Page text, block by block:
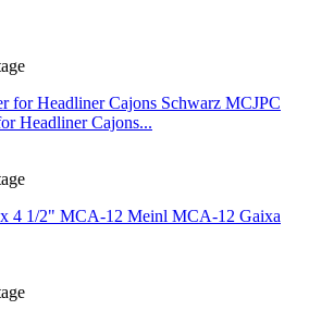
Headliner Cajons...
Meinl MCA-12 Gaixa